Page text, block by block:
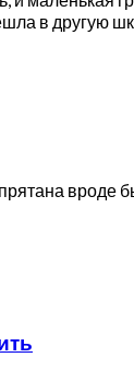
в другую
вроде